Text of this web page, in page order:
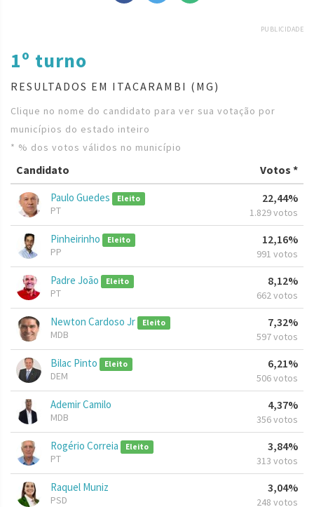
PUBLICIDADE
1º turno
RESULTADOS EM ITACARAMBI (MG)
Clique no nome do candidato para ver sua votação por
municípios do estado inteiro
* % dos votos válidos no município
Candidato Votos *
Paulo Guedes Eleito
PT
22,44%
1.829 votos
Pinheirinho Eleito
PP
12,16%
991 votos
Padre João Eleito
PT
8,12%
662 votos
Newton Cardoso Jr Eleito
MDB
7,32%
597 votos
Bilac Pinto Eleito
DEM
6,21%
506 votos
Ademir Camilo
MDB
4,37%
356 votos
Rogério Correia Eleito
PT
3,84%
313 votos
Raquel Muniz
PSD
3,04%
248 votos